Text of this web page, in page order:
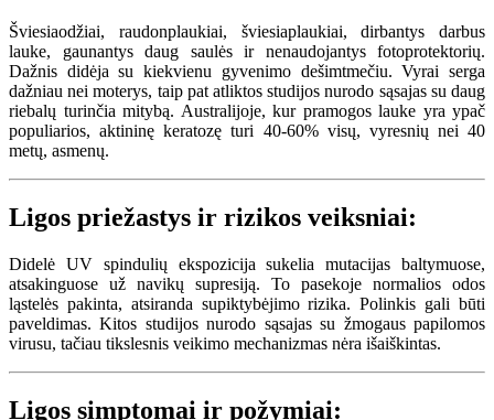
Šviesiaodžiai, raudonplaukiai, šviesiaplaukiai, dirbantys darbus
lauke, gaunantys daug saulės ir nenaudojantys fotoprotektorių.
Dažnis didėja su kiekvienu gyvenimo dešimtmečiu. Vyrai serga
dažniau nei moterys, taip pat atliktos studijos nurodo sąsajas su daug
riebalų turinčia mitybą. Australijoje, kur pramogos lauke yra ypač
populiarios, aktininę keratozę turi 40-60% visų, vyresnių nei 40
metų, asmenų.
Ligos priežastys ir rizikos veiksniai:
Didelė UV spindulių ekspozicija sukelia mutacijas baltymuose,
atsakinguose už navikų supresiją. To pasekoje normalios odos
ląstelės pakinta, atsiranda supiktybėjimo rizika. Polinkis gali būti
paveldimas. Kitos studijos nurodo sąsajas su žmogaus papilomos
virusu, tačiau tikslesnis veikimo mechanizmas nėra išaiškintas.
Ligos simptomai ir požymiai: